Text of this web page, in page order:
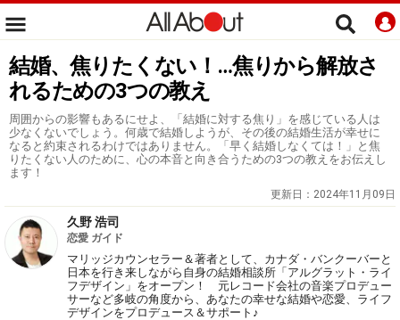
結婚、焦りたくない！…焦りから解放さ
れるための3つの教え
周囲からの影響もあるにせよ、「結婚に対する焦り」を感じている人は
少なくないでしょう。何歳で結婚しようが、その後の結婚生活が幸せに
なると約束されるわけではありません。「早く結婚しなくては！」と焦
りたくない人のために、心の本音と向き合うための3つの教えをお伝えし
ます！
更新日： 2024年11月09日
久野 浩司
恋愛 ガイド
マリッジカウンセラー＆著者として、カナダ・バンクーバーと
日本を行き来しながら自身の結婚相談所「アルグラット・ライ
フデザイン」をオープン！ 元レコード会社の音楽プロデュー
サーなど多岐の角度から、あなたの幸せな結婚や恋愛、ライフ
デザインをプロデュース＆サポート♪